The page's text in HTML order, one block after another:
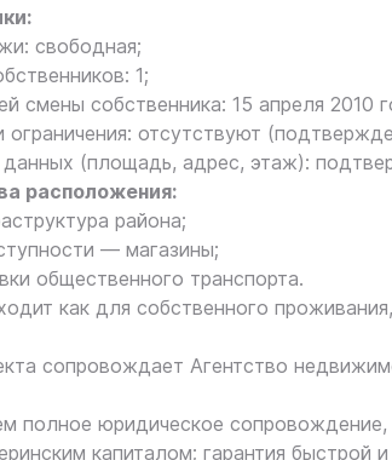
свободная;
1;
смены собственника: 15 апреля 2010
ограничения: отсутствуют
данных (площадь, адрес, этаж):
расположения:
района;
— магазины;
общественного транспорта.
как для собственного
сопровождает Агентство
полное юридическое
капиталом; гарантия быстрой